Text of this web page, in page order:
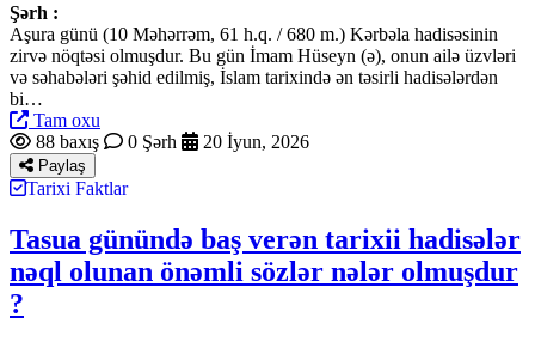
Şərh :
Aşura günü (10 Məhərrəm, 61 h.q. / 680 m.) Kərbəla hadisəsinin
zirvə nöqtəsi olmuşdur. Bu gün İmam Hüseyn (ə), onun ailə üzvləri
və səhabələri şəhid edilmiş, İslam tarixində ən təsirli hadisələrdən
bi…
Tam oxu
88 baxış
0 Şərh 20 İyun, 2026
Paylaş
Tarixi Faktlar
Tasua günündə baş verən tarixii hadisələr
nəql olunan önəmli sözlər nələr olmuşdur
?